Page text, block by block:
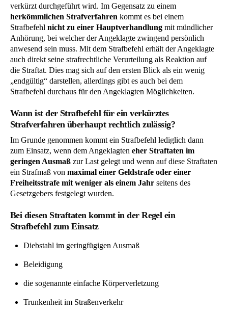
verkürzt durchgeführt wird. Im Gegensatz zu einem
herkömmlichen Strafverfahren kommt es bei einem
Strafbefehl nicht zu einer Hauptverhandlung mit mündlicher
Anhörung, bei welcher der Angeklagte zwingend persönlich
anwesend sein muss. Mit dem Strafbefehl erhält der Angeklagte
auch direkt seine strafrechtliche Verurteilung als Reaktion auf
die Straftat. Dies mag sich auf den ersten Blick als ein wenig
„endgültig“ darstellen, allerdings gibt es auch bei dem
Strafbefehl durchaus für den Angeklagten Möglichkeiten.
Wann ist der Strafbefehl für ein verkürztes
Strafverfahren überhaupt rechtlich zulässig?
Im Grunde genommen kommt ein Strafbefehl lediglich dann
zum Einsatz, wenn dem Angeklagten eher Straftaten im
geringen Ausmaß zur Last gelegt und wenn auf diese Straftaten
ein Strafmaß von maximal einer Geldstrafe oder einer
Freiheitsstrafe mit weniger als einem Jahr seitens des
Gesetzgebers festgelegt wurden.
Bei diesen Straftaten kommt in der Regel ein
Strafbefehl zum Einsatz
Diebstahl im geringfügigen Ausmaß
Beleidigung
die sogenannte einfache Körperverletzung
Trunkenheit im Straßenverkehr